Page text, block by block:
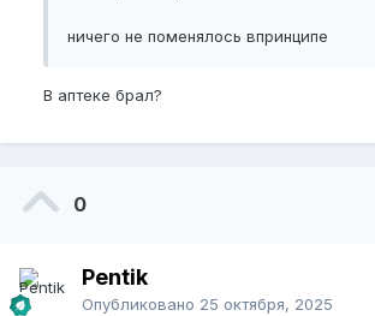
ничего не поменялось впринципе
В аптеке брал?
0
Pentik
Опубликовано 25 октября, 2025